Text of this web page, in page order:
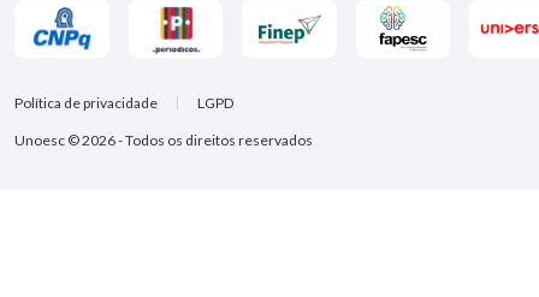
Unoesc © 2026 - Todos os direitos reservados
Política de privacidade LGPD